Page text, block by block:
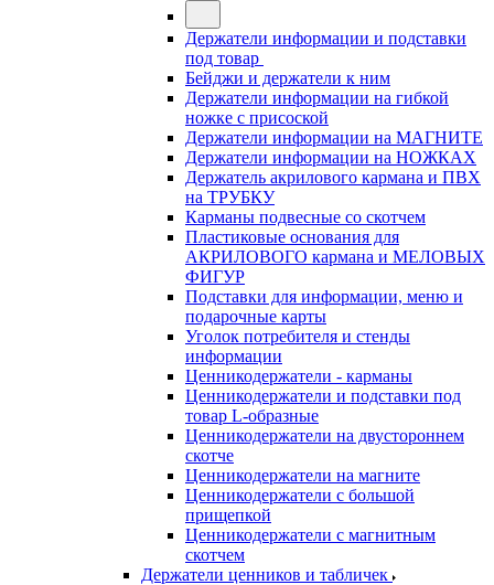
Держатели информации и подставки
под товар
Бейджи и держатели к ним
Держатели информации на гибкой
ножке с присоской
Держатели информации на МАГНИТЕ
Держатели информации на НОЖКАХ
Держатель акрилового кармана и ПВХ
на ТРУБКУ
Карманы подвесные со скотчем
Пластиковые основания для
АКРИЛОВОГО кармана и МЕЛОВЫХ
ФИГУР
Подставки для информации, меню и
подарочные карты
Уголок потребителя и стенды
информации
Ценникодержатели - карманы
Ценникодержатели и подставки под
товар L-образные
Ценникодержатели на двустороннем
скотче
Ценникодержатели на магните
Ценникодержатели с большой
прищепкой
Ценникодержатели с магнитным
скотчем
Держатели ценников и табличек